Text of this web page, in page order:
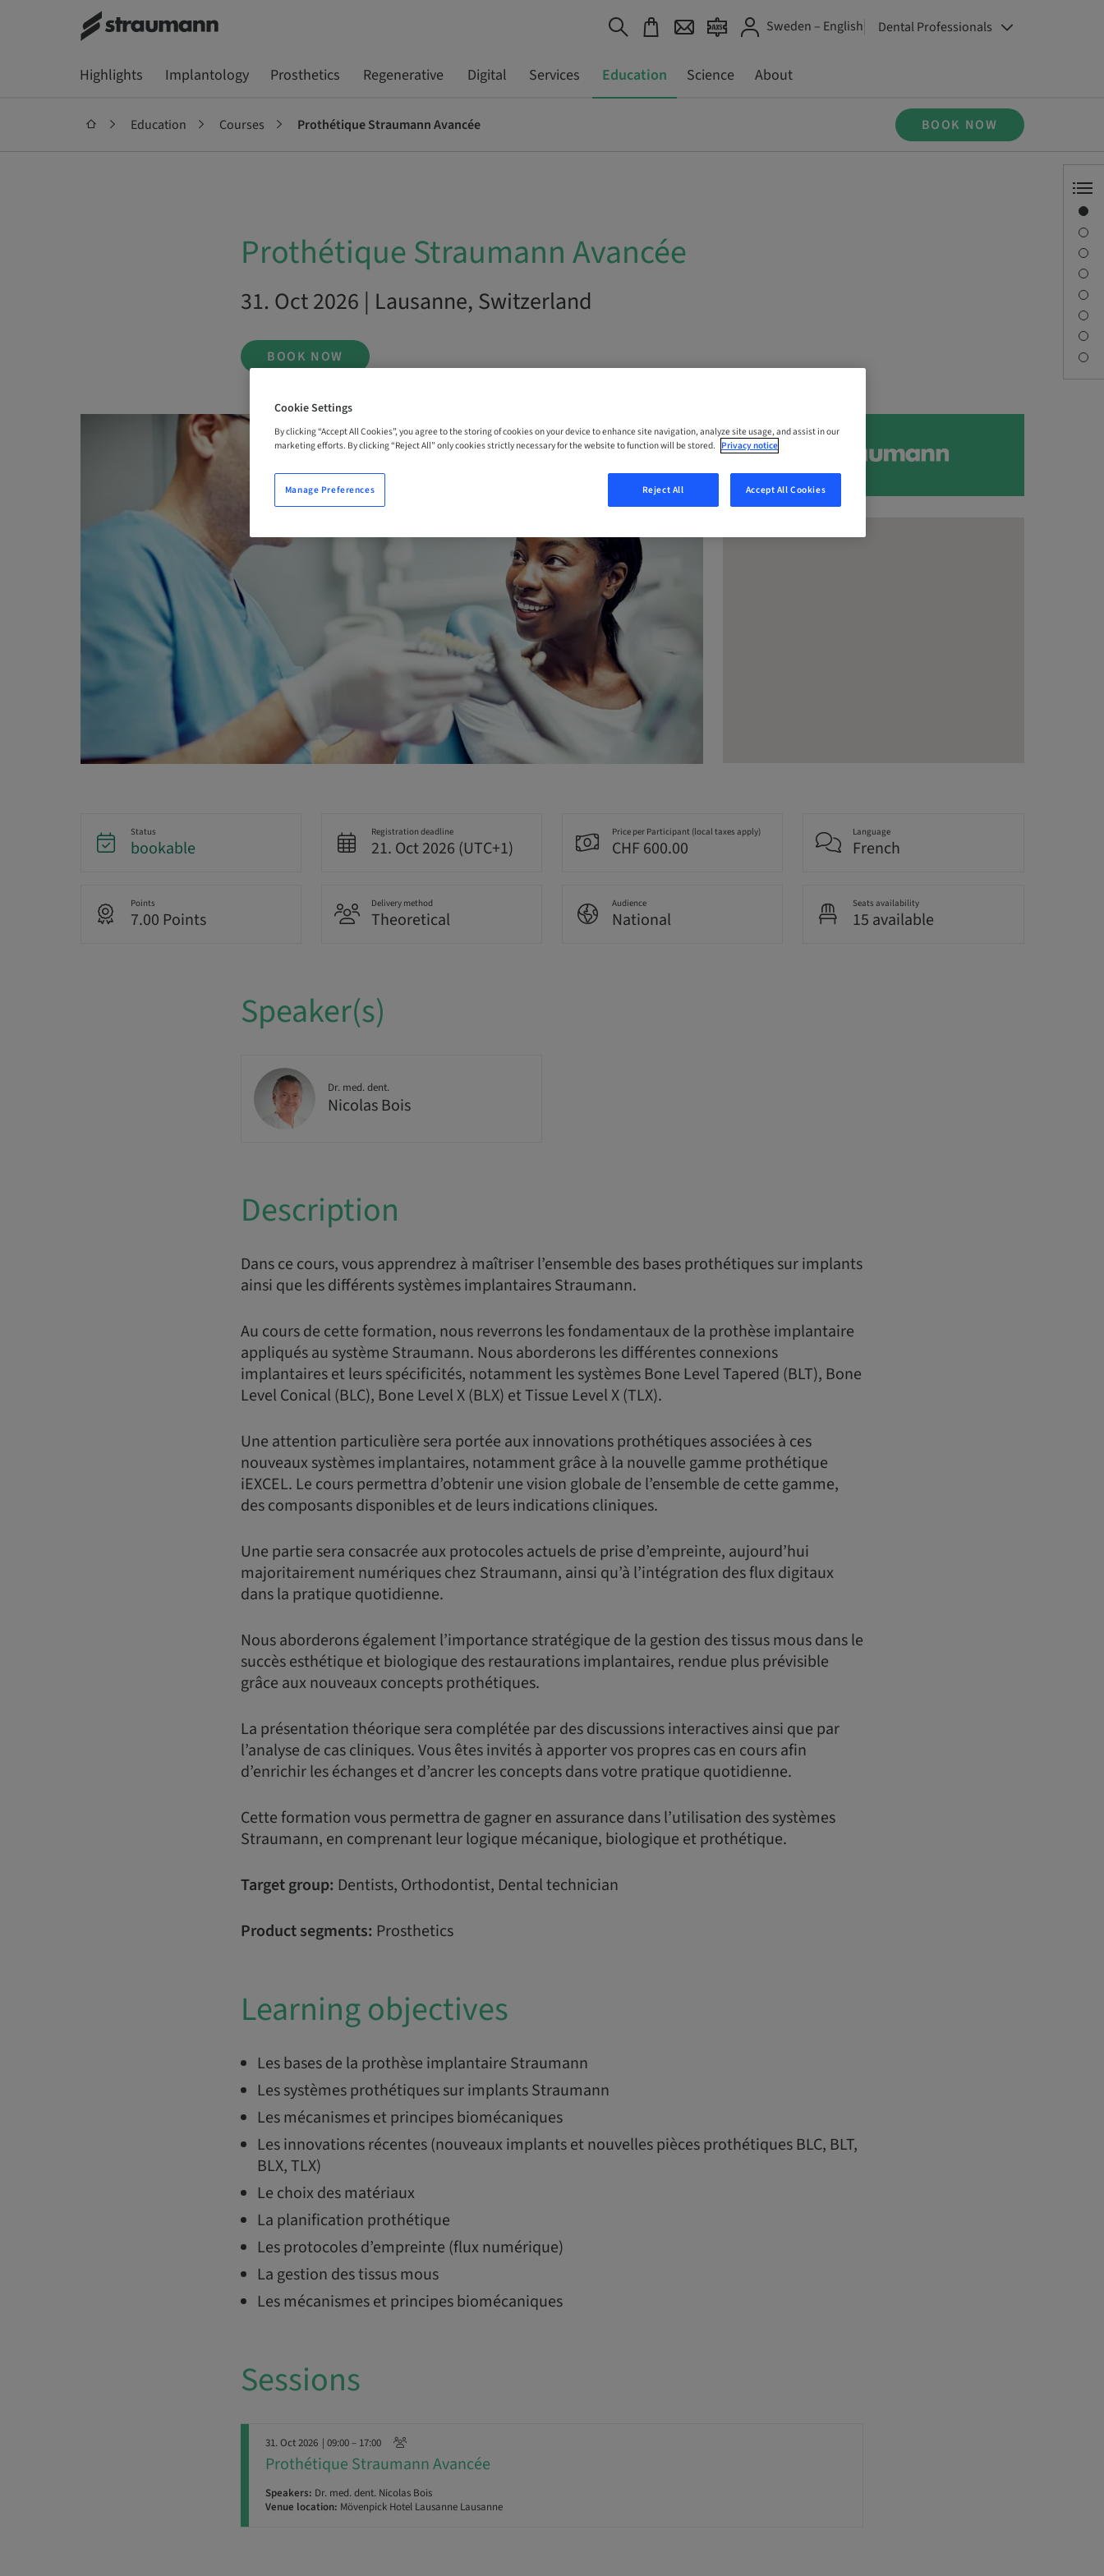
Sweden – English Dental Professionals
Highlights Implantology Prosthetics Regenerative Digital Services Education Science About
Education Courses Prothétique Straumann Avancée BOOK NOW
Prothétique Straumann Avancée
31. Oct 2026 | Lausanne, Switzerland
BOOK NOW
Status
bookable
Registration deadline
21. Oct 2026 (UTC+1)
Price per Participant (local taxes apply)
CHF 600.00
Language
French
Points
7.00 Points
Delivery method
Theoretical
Audience
National
Seats availability
15 available
Speaker(s)
Dr. med. dent.
Nicolas Bois
Description
Dans ce cours, vous apprendrez à maîtriser l’ensemble des bases prothétiques sur implants
ainsi que les différents systèmes implantaires Straumann.
Au cours de cette formation, nous reverrons les fondamentaux de la prothèse implantaire
appliqués au système Straumann. Nous aborderons les différentes connexions
implantaires et leurs spécificités, notamment les systèmes Bone Level Tapered (BLT), Bone
Level Conical (BLC), Bone Level X (BLX) et Tissue Level X (TLX).
Une attention particulière sera portée aux innovations prothétiques associées à ces
nouveaux systèmes implantaires, notamment grâce à la nouvelle gamme prothétique
iEXCEL. Le cours permettra d’obtenir une vision globale de l’ensemble de cette gamme,
des composants disponibles et de leurs indications cliniques.
Une partie sera consacrée aux protocoles actuels de prise d’empreinte, aujourd’hui
majoritairement numériques chez Straumann, ainsi qu’à l’intégration des flux digitaux
dans la pratique quotidienne.
Nous aborderons également l’importance stratégique de la gestion des tissus mous dans le
succès esthétique et biologique des restaurations implantaires, rendue plus prévisible
grâce aux nouveaux concepts prothétiques.
La présentation théorique sera complétée par des discussions interactives ainsi que par
l’analyse de cas cliniques. Vous êtes invités à apporter vos propres cas en cours afin
d’enrichir les échanges et d’ancrer les concepts dans votre pratique quotidienne.
Cette formation vous permettra de gagner en assurance dans l’utilisation des systèmes
Straumann, en comprenant leur logique mécanique, biologique et prothétique.
Target group: Dentists, Orthodontist, Dental technician
Product segments: Prosthetics
Learning objectives
Les bases de la prothèse implantaire Straumann
Les systèmes prothétiques sur implants Straumann
Les mécanismes et principes biomécaniques
Les innovations récentes (nouveaux implants et nouvelles pièces prothétiques BLC, BLT,
BLX, TLX)
Le choix des matériaux
La planification prothétique
Les protocoles d’empreinte (flux numérique)
La gestion des tissus mous
Les mécanismes et principes biomécaniques
Sessions
31. Oct 2026 | 09:00 – 17:00
Prothétique Straumann Avancée
Speakers: Dr. med. dent. Nicolas Bois
Venue location: Mövenpick Hotel Lausanne Lausanne
Cookie Settings
By clicking “Accept All Cookies”, you agree to the storing of cookies on your device to enhance site navigation, analyze site usage, and assist in our
marketing efforts. By clicking “Reject All” only cookies strictly necessary for the website to function will be stored. Privacy notice
Reject All Accept All Cookies
Manage Preferences